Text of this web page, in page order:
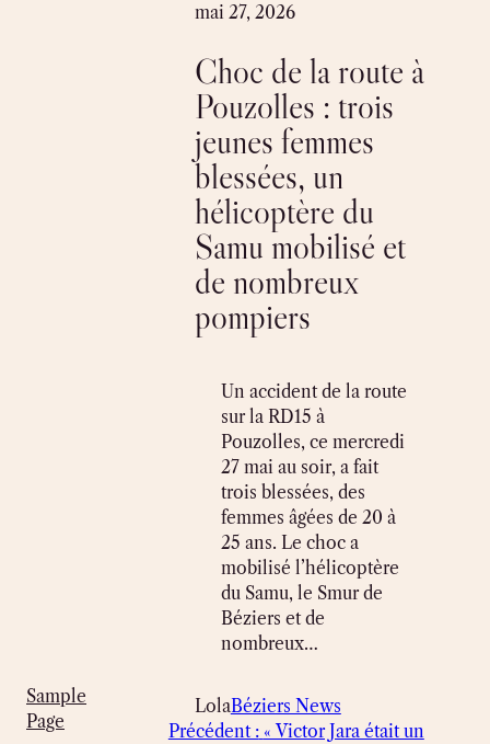
Sample
Page
mai 27, 2026
Choc de la route à
Pouzolles : trois
jeunes femmes
blessées, un
hélicoptère du
Samu mobilisé et
de nombreux
pompiers
Un accident de la route
sur la RD15 à
Pouzolles, ce mercredi
27 mai au soir, a fait
trois blessées, des
femmes âgées de 20 à
25 ans. Le choc a
mobilisé l’hélicoptère
du Samu, le Smur de
Béziers et de
nombreux…
LolaBéziers News
Précédent : « Victor Jara était un